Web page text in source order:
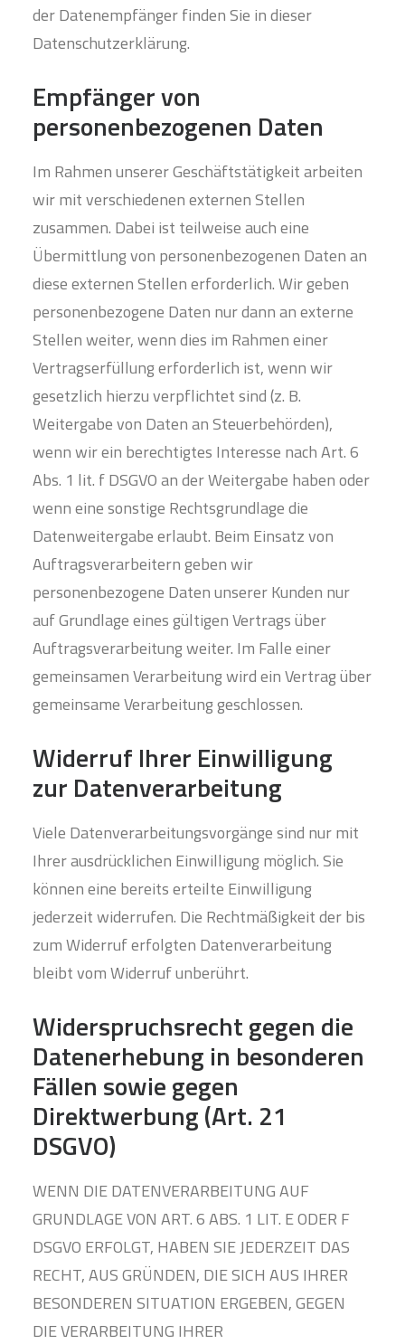
der Datenempfänger finden Sie in dieser
Datenschutzerklärung.
Empfänger von
personenbezogenen Daten
Im Rahmen unserer Geschäftstätigkeit arbeiten
wir mit verschiedenen externen Stellen
zusammen. Dabei ist teilweise auch eine
Übermittlung von personenbezogenen Daten an
diese externen Stellen erforderlich. Wir geben
personenbezogene Daten nur dann an externe
Stellen weiter, wenn dies im Rahmen einer
Vertragserfüllung erforderlich ist, wenn wir
gesetzlich hierzu verpflichtet sind (z. B.
Weitergabe von Daten an Steuerbehörden),
wenn wir ein berechtigtes Interesse nach Art. 6
Abs. 1 lit. f DSGVO an der Weitergabe haben oder
wenn eine sonstige Rechtsgrundlage die
Datenweitergabe erlaubt. Beim Einsatz von
Auftragsverarbeitern geben wir
personenbezogene Daten unserer Kunden nur
auf Grundlage eines gültigen Vertrags über
Auftragsverarbeitung weiter. Im Falle einer
gemeinsamen Verarbeitung wird ein Vertrag über
gemeinsame Verarbeitung geschlossen.
Widerruf Ihrer Einwilligung
zur Datenverarbeitung
Viele Datenverarbeitungsvorgänge sind nur mit
Ihrer ausdrücklichen Einwilligung möglich. Sie
können eine bereits erteilte Einwilligung
jederzeit widerrufen. Die Rechtmäßigkeit der bis
zum Widerruf erfolgten Datenverarbeitung
bleibt vom Widerruf unberührt.
Widerspruchsrecht gegen die
Datenerhebung in besonderen
Fällen sowie gegen
Direktwerbung (Art. 21
DSGVO)
WENN DIE DATENVERARBEITUNG AUF
GRUNDLAGE VON ART. 6 ABS. 1 LIT. E ODER F
DSGVO ERFOLGT, HABEN SIE JEDERZEIT DAS
RECHT, AUS GRÜNDEN, DIE SICH AUS IHRER
BESONDEREN SITUATION ERGEBEN, GEGEN
DIE VERARBEITUNG IHRER